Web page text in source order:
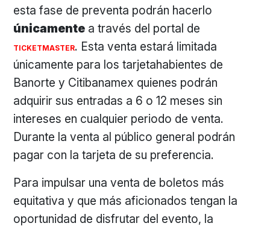
esta fase de preventa podrán hacerlo
únicamente a través del portal de
TICKETMASTER. Esta venta estará limitada
únicamente para los tarjetahabientes de
Banorte y Citibanamex quienes podrán
adquirir sus entradas a 6 o 12 meses sin
intereses en cualquier periodo de venta.
Durante la venta al público general podrán
pagar con la tarjeta de su preferencia.
Para impulsar una venta de boletos más
equitativa y que más aficionados tengan la
oportunidad de disfrutar del evento, la